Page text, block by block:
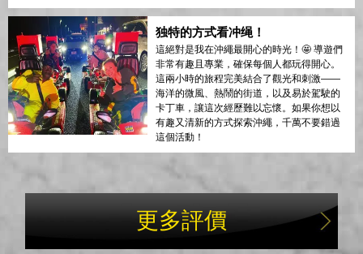
独特的方式看冲绳！
這絕對是我在沖繩最開心的時光！🤩 導遊們
非常有趣且專業，確保每個人都玩得開心。
這兩小時的旅程完美結合了觀光和刺激——
海洋的微風、熱鬧的街道，以及易於駕駛的
卡丁車，讓這次經歷難以忘懷。如果你想以
有趣又清新的方式探索沖繩，千萬不要錯過
這個活動！
更多評價